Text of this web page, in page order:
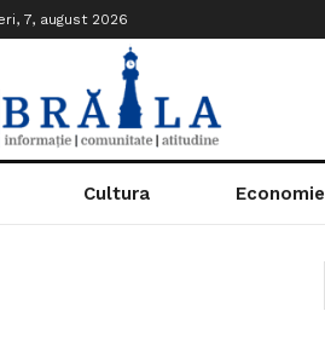
7, august 2026
Cultura Economie